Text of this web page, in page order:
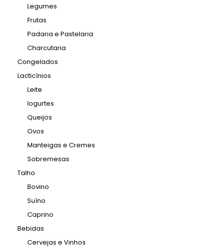
Legumes
Frutas
Padaria e Pastelaria
Charcutaria
Congelados
Lacticínios
Leite
Iogurtes
Queijos
Ovos
Manteigas e Cremes
Sobremesas
Talho
Bovino
Suíno
Caprino
Bebidas
Cervejas e Vinhos